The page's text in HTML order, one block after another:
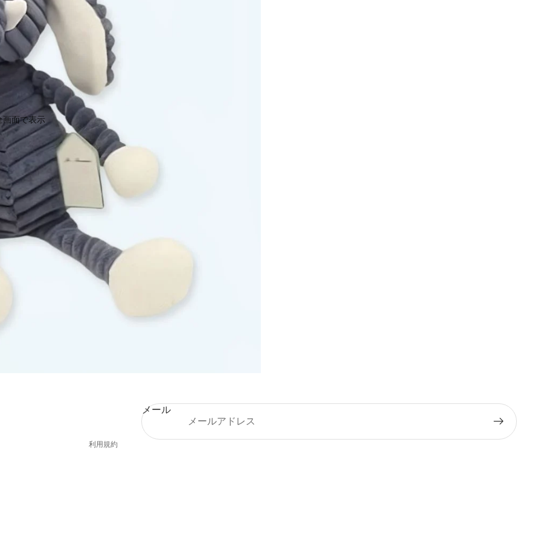
画面で表示
メール
利用規約
プライバシーポリシー